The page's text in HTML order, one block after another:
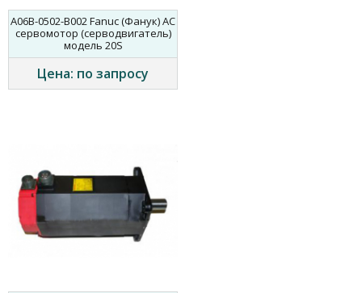
A06B-0502-B002 Fanuc (Фанук) AC
сервомотор (серводвигатель)
модель 20S
Цена: по запросу